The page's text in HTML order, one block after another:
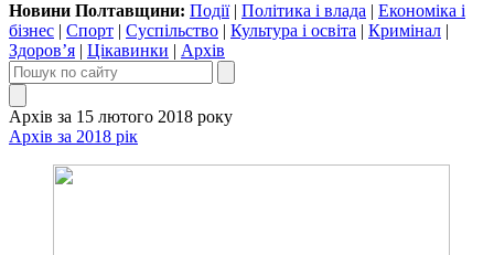
Новини Полтавщини: Події| Політика і влада | Економіка і
бізнес | Спорт | Суспільство | Культура і освіта | Кримінал |
Здоров’я | Цікавинки | Архів
Архів за 15 лютого 2018 року
Архів за 2018 рік